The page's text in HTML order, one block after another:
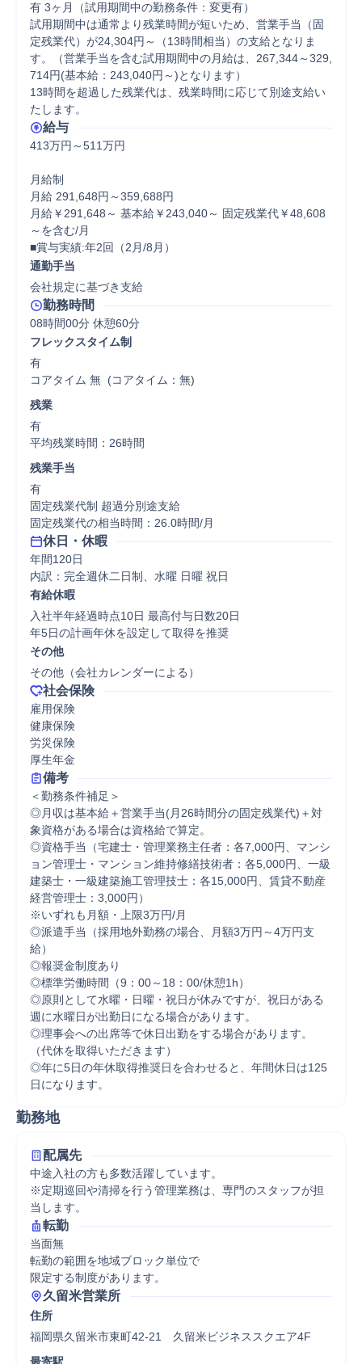
有 3ヶ月（試用期間中の勤務条件：変更有）
試用期間中は通常より残業時間が短いため、営業手当（固
定残業代）が24,304円～（13時間相当）の支給となりま
す。（営業手当を含む試用期間中の月給は、267,344～329,
714円(基本給：243,040円～)となります）
13時間を超過した残業代は、残業時間に応じて別途支給い
たします。
給与
413万円～511万円
月給制
月給 291,648円～359,688円
月給￥291,648～ 基本給￥243,040～ 固定残業代￥48,608
～を含む/月
■賞与実績:年2回（2月/8月）
通勤手当
会社規定に基づき支給
勤務時間
08時間00分 休憩60分
フレックスタイム制
有
コアタイム 無  (コアタイム：無)
残業
有
平均残業時間：26時間
残業手当
有
固定残業代制 超過分別途支給
固定残業代の相当時間：26.0時間/月
休日・休暇
年間120日
内訳：完全週休二日制、水曜 日曜 祝日
有給休暇
入社半年経過時点10日 最高付与日数20日
年5日の計画年休を設定して取得を推奨
その他
その他（会社カレンダーによる）
社会保険
雇用保険
健康保険
労災保険
厚生年金
備考
＜勤務条件補足＞
◎月収は基本給＋営業手当(月26時間分の固定残業代)＋対
象資格がある場合は資格給で算定。
◎資格手当（宅建士・管理業務主任者：各7,000円、マンシ
ョン管理士・マンション維持修繕技術者：各5,000円、一級
建築士・一級建築施工管理技士：各15,000円、賃貸不動産
経営管理士：3,000円）
※いずれも月額・上限3万円/月
◎派遣手当（採用地外勤務の場合、月額3万円～4万円支
給）
◎報奨金制度あり
◎標準労働時間（9：00～18：00/休憩1h）
◎原則として水曜・日曜・祝日が休みですが、祝日がある
週に水曜日が出勤日になる場合があります。
◎理事会への出席等で休日出勤をする場合があります。
（代休を取得いただきます）
◎年に5日の年休取得推奨日を合わせると、年間休日は125
日になります。
勤務地
配属先
中途入社の方も多数活躍しています。
※定期巡回や清掃を行う管理業務は、専門のスタッフが担
当します。
転勤
当面無
転勤の範囲を地域ブロック単位で
限定する制度があります。
久留米営業所
住所
福岡県久留米市東町42-21　久留米ビジネススクエア4F